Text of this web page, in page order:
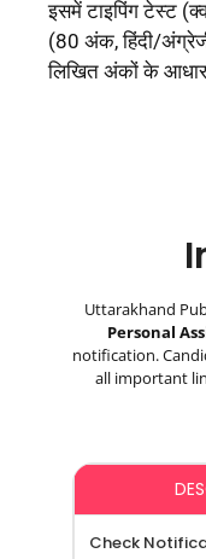
इसमें टाइपिंग टेस्ट
(80 अंक, हिंदी/
लिखित अंकों के आधार
Uttarakhand
Personal
notification.
all important
Check